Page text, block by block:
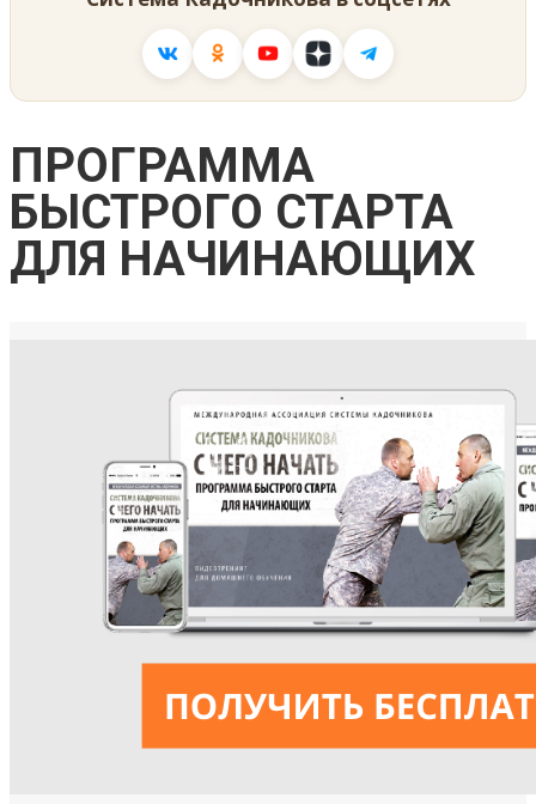
ПРОГРАММА
БЫСТРОГО СТАРТА
ДЛЯ НАЧИНАЮЩИХ